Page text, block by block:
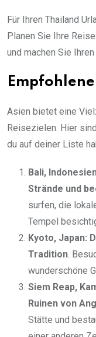
Für Ihren Thailand
Planen Sie Ihre
und machen Sie
Asien bietet eine
Reisezielen. Hier
du auf deiner Liste
Bali,
Strände und
surfen, die
Tempel
Kyoto, Japan:
Tradition .
wunderschöne
Siem Reap,
Ruinen von
Stätte und